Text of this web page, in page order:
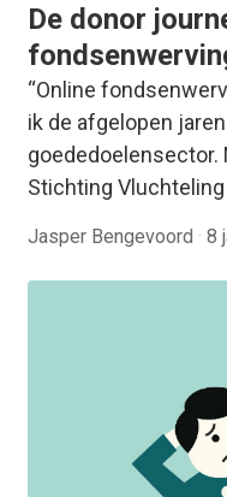
De donor
“Online
ik de afgelopen
goededoelensector.
Stichting
Jasper Bengevoord · 8